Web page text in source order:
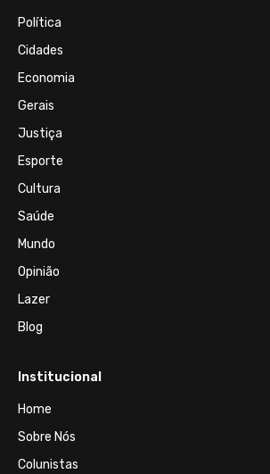
Política
Cidades
Economia
Gerais
Justiça
Esporte
Cultura
Saúde
Mundo
Opinião
Lazer
Blog
Institucional
Home
Sobre Nós
Colunistas